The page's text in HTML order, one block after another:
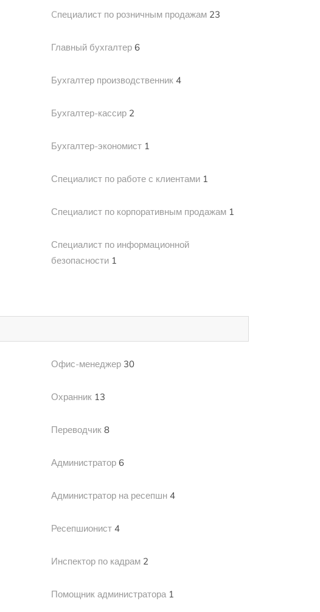
Cпециалист по розничным продажам 23
Главный бухгалтер 6
Бухгалтер производственник 4
Бухгалтер-кассир 2
Бухгалтер-экономист 1
Специалист по работе с клиентами 1
Специалист по корпоративным продажам 1
Специалист по информационной
безопасности 1
Офис-менеджер 30
Охранник 13
Переводчик 8
Администратор 6
Администратор на ресепшн 4
Ресепшионист 4
Инспектор по кадрам 2
Помощник администратора 1